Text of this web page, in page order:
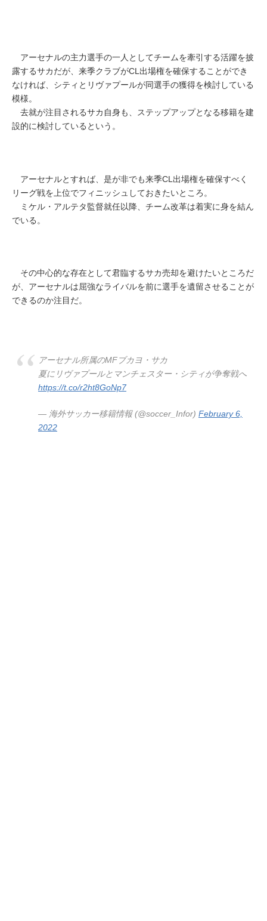
アーセナルの主力選手の一人としてチームを牽引する活躍を披
露するサカだが、来季クラブがCL出場権を確保することができ
なければ、シティとリヴァプールが同選手の獲得を検討している
模様。
去就が注目されるサカ自身も、ステップアップとなる移籍を建
設的に検討しているという。
アーセナルとすれば、是が非でも来季CL出場権を確保すべく
リーグ戦を上位でフィニッシュしておきたいところ。
ミケル・アルテタ監督就任以降、チーム改革は着実に身を結ん
でいる。
その中心的な存在として君臨するサカ売却を避けたいところだ
が、アーセナルは屈強なライバルを前に選手を遺留させることが
できるのか注目だ。
アーセナル所属のMFブカヨ・サカ
夏にリヴァプールとマンチェスター・シティが争奪戦へ
https://t.co/r2ht8GoNp7
— 海外サッカー移籍情報 (@soccer_Infor) February 6,
2022